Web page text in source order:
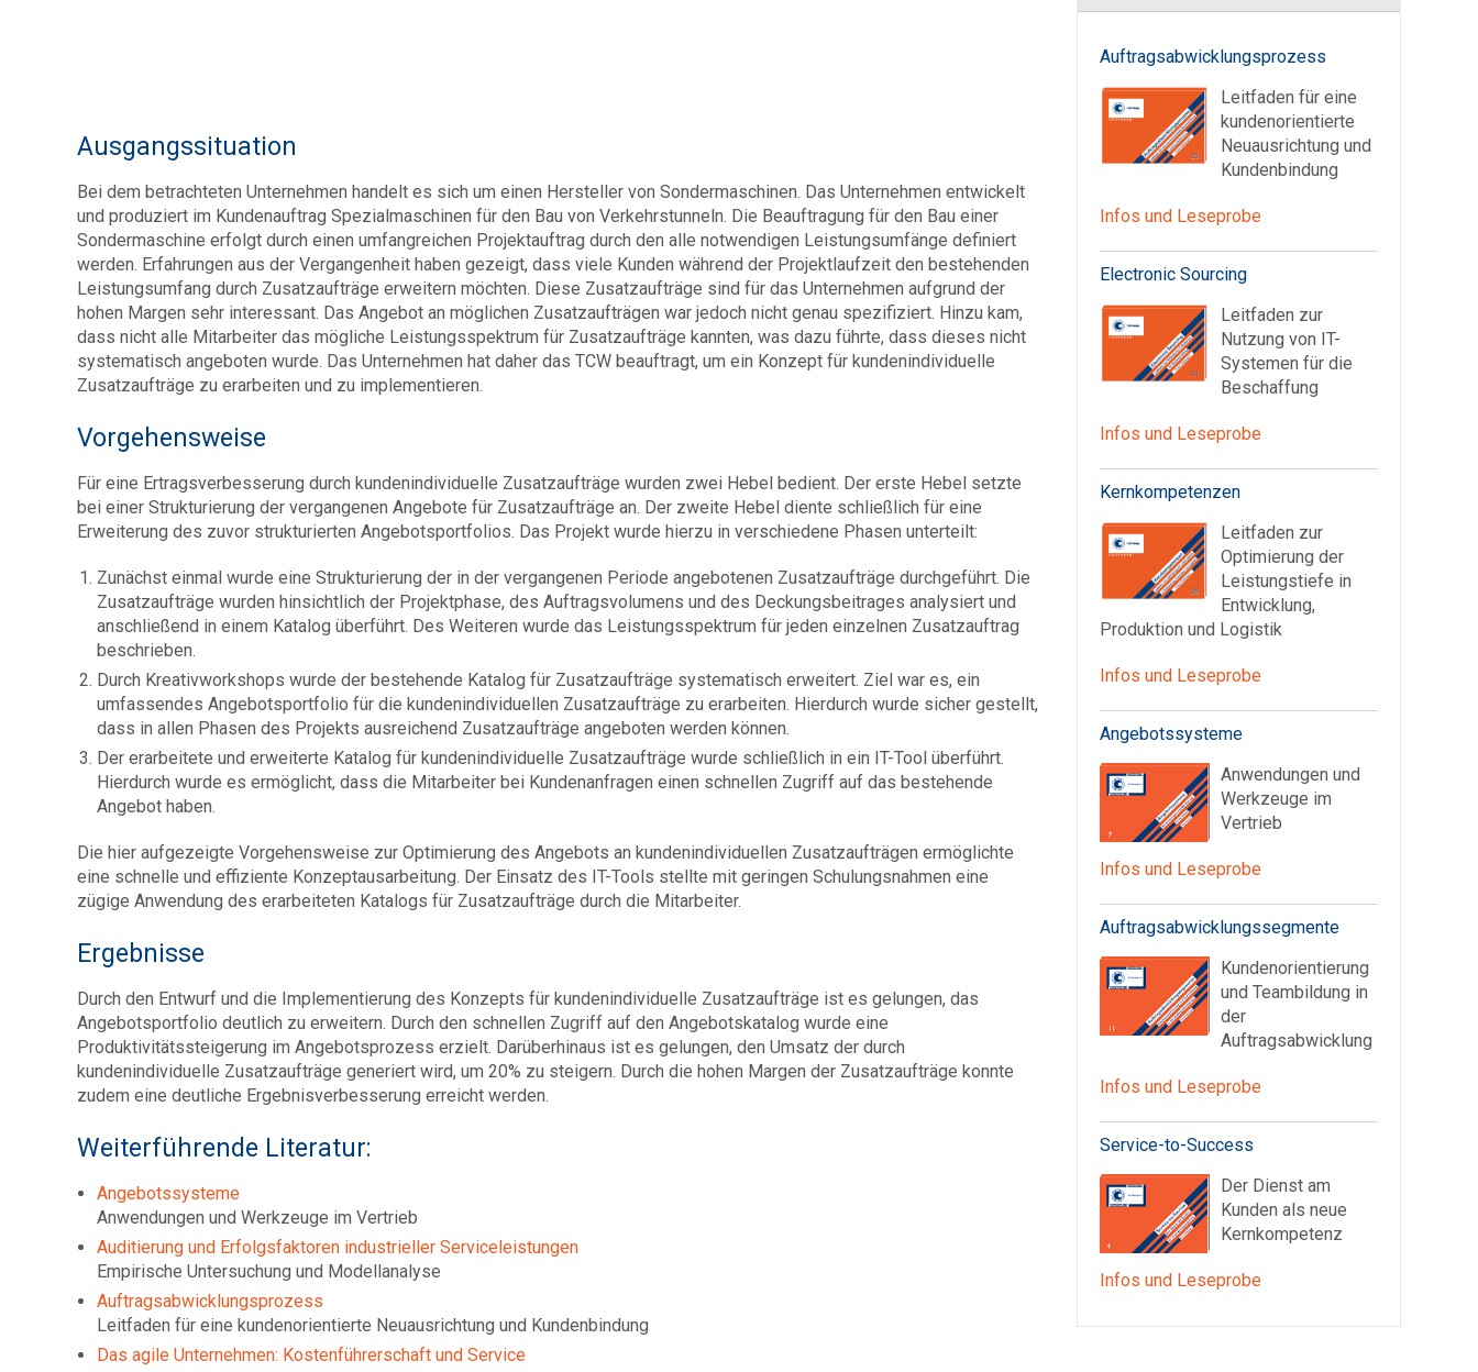
Ausgangssituation
Bei dem betrachteten Unternehmen handelt es sich um einen Hersteller von Sondermaschinen. Das Unternehmen entwickelt
und produziert im Kundenauftrag Spezialmaschinen für den Bau von Verkehrstunneln. Die Beauftragung für den Bau einer
Sondermaschine erfolgt durch einen umfangreichen Projektauftrag durch den alle notwendigen Leistungsumfänge definiert
werden. Erfahrungen aus der Vergangenheit haben gezeigt, dass viele Kunden während der Projektlaufzeit den bestehenden
Leistungsumfang durch Zusatzaufträge erweitern möchten. Diese Zusatzaufträge sind für das Unternehmen aufgrund der
hohen Margen sehr interessant. Das Angebot an möglichen Zusatzaufträgen war jedoch nicht genau spezifiziert. Hinzu kam,
dass nicht alle Mitarbeiter das mögliche Leistungsspektrum für Zusatzaufträge kannten, was dazu führte, dass dieses nicht
systematisch angeboten wurde. Das Unternehmen hat daher das TCW beauftragt, um ein Konzept für kundenindividuelle
Zusatzaufträge zu erarbeiten und zu implementieren.
Vorgehensweise
Für eine Ertragsverbesserung durch kundenindividuelle Zusatzaufträge wurden zwei Hebel bedient. Der erste Hebel setzte
bei einer Strukturierung der vergangenen Angebote für Zusatzaufträge an. Der zweite Hebel diente schließlich für eine
Erweiterung des zuvor strukturierten Angebotsportfolios. Das Projekt wurde hierzu in verschiedene Phasen unterteilt:
Zunächst einmal wurde eine Strukturierung der in der vergangenen Periode angebotenen Zusatzaufträge durchgeführt. Die
Zusatzaufträge wurden hinsichtlich der Projektphase, des Auftragsvolumens und des Deckungsbeitrages analysiert und
anschließend in einem Katalog überführt. Des Weiteren wurde das Leistungsspektrum für jeden einzelnen Zusatzauftrag
beschrieben.
Durch Kreativworkshops wurde der bestehende Katalog für Zusatzaufträge systematisch erweitert. Ziel war es, ein
umfassendes Angebotsportfolio für die kundenindividuellen Zusatzaufträge zu erarbeiten. Hierdurch wurde sicher gestellt,
dass in allen Phasen des Projekts ausreichend Zusatzaufträge angeboten werden können.
Der erarbeitete und erweiterte Katalog für kundenindividuelle Zusatzaufträge wurde schließlich in ein IT-Tool überführt.
Hierdurch wurde es ermöglicht, dass die Mitarbeiter bei Kundenanfragen einen schnellen Zugriff auf das bestehende
Angebot haben.
Die hier aufgezeigte Vorgehensweise zur Optimierung des Angebots an kundenindividuellen Zusatzaufträgen ermöglichte
eine schnelle und effiziente Konzeptausarbeitung. Der Einsatz des IT-Tools stellte mit geringen Schulungsnahmen eine
zügige Anwendung des erarbeiteten Katalogs für Zusatzaufträge durch die Mitarbeiter.
Ergebnisse
Durch den Entwurf und die Implementierung des Konzepts für kundenindividuelle Zusatzaufträge ist es gelungen, das
Angebotsportfolio deutlich zu erweitern. Durch den schnellen Zugriff auf den Angebotskatalog wurde eine
Produktivitätssteigerung im Angebotsprozess erzielt. Darüberhinaus ist es gelungen, den Umsatz der durch
kundenindividuelle Zusatzaufträge generiert wird, um 20% zu steigern. Durch die hohen Margen der Zusatzaufträge konnte
zudem eine deutliche Ergebnisverbesserung erreicht werden.
Weiterführende Literatur:
Angebotssysteme
Anwendungen und Werkzeuge im Vertrieb
Auditierung und Erfolgsfaktoren industrieller Serviceleistungen
Empirische Untersuchung und Modellanalyse
Auftragsabwicklungsprozess
Leitfaden für eine kundenorientierte Neuausrichtung und Kundenbindung
Das agile Unternehmen: Kostenführerschaft und Service
Auftragsabwicklungsprozess
Leitfaden für eine
kundenorientierte
Neuausrichtung und
Kundenbindung
Infos und Leseprobe
Electronic Sourcing
Leitfaden zur
Nutzung von IT-
Systemen für die
Beschaffung
Infos und Leseprobe
Kernkompetenzen
Leitfaden zur
Optimierung der
Leistungstiefe in
Entwicklung,
Produktion und Logistik
Infos und Leseprobe
Angebotssysteme
Anwendungen und
Werkzeuge im
Vertrieb
Infos und Leseprobe
Auftragsabwicklungssegmente
Kundenorientierung
und Teambildung in
der
Auftragsabwicklung
Infos und Leseprobe
Service-to-Success
Der Dienst am
Kunden als neue
Kernkompetenz
Infos und Leseprobe